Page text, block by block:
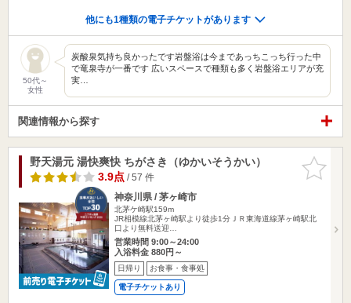
他にも1種類の電子チケットがあります
50代～
女性
炭酸泉気持ち良かったです岩盤浴は今まであっちこっち行った中
で竜泉寺が一番です 広いスペースで種類も多く岩盤浴エリアが充
実…
関連情報から探す
お気に入
りに追加
野天湯元 湯快爽快 ちがさき（ゆかいそうかい）
3.9点/ 57 件
神奈川県 / 茅ヶ崎市
北茅ケ崎駅159m
JR相模線北茅ヶ崎駅より徒歩1分ＪＲ東海道線茅ヶ崎駅北
口より無料送迎…
営業時間 9:00～24:00
入浴料金 880円～
日帰り お食事・食事処
電子チケットあり